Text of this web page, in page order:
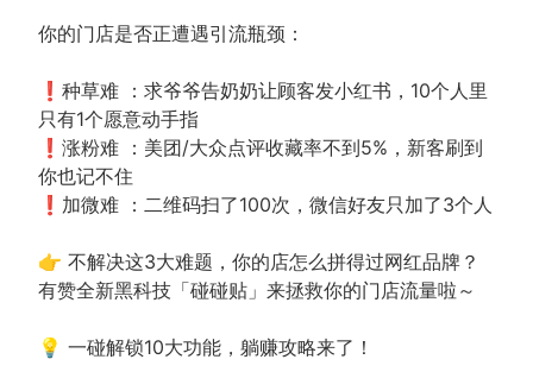
有赞云 数据通服务
你的门店是否正遭遇引流瓶颈：
❗种草难 ：求爷爷告奶奶让顾客发小红书，10个人里
只有1个愿意动手指
❗涨粉难 ：美团/大众点评收藏率不到5%，新客刷到
你也记不住
❗加微难 ：二维码扫了100次，微信好友只加了3个人
👉 不解决这3大难题，你的店怎么拼得过网红品牌？
有赞全新黑科技「碰碰贴」来拯救你的门店流量啦～
💡 一碰解锁10大功能，躺赚攻略来了！